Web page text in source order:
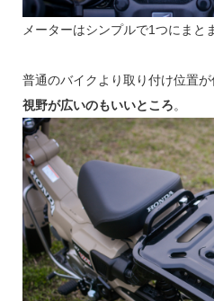
メーターはシンプルで1つにまと
普通のバイクより取り付け位置が
視野が広いのもいいところ。